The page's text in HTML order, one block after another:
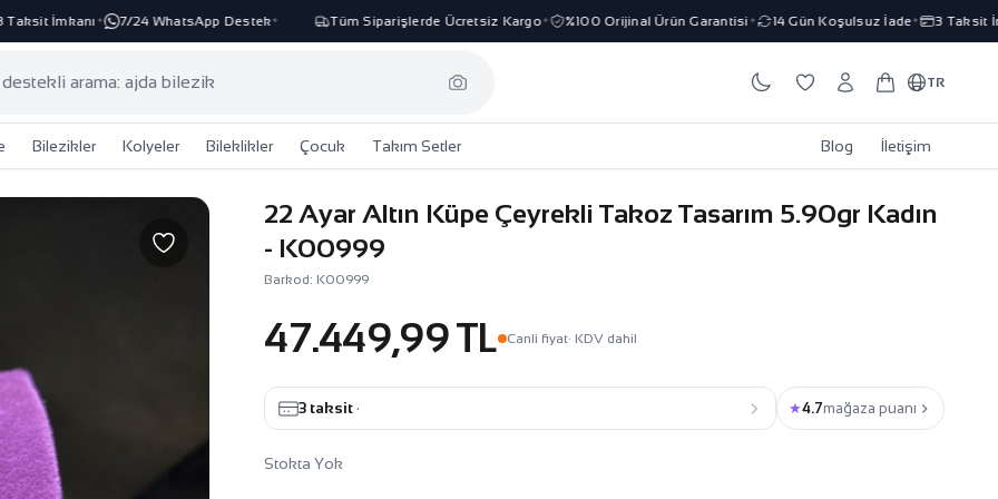
İmkanı✦ 7/24 WhatsApp Destek ✦ Tüm Siparişlerde Ücretsiz Kargo✦ %100 Orijinal Ürün Garantisi ✦ 14 Gün Koşulsuz İade✦ 3 Taksit
TR
Bilezikler Kolyeler Bileklikler Çocuk Takım Setler Blog İletişim
22 Ayar Altın Küpe Çeyrekli Takoz Tasarım 5.90gr Kadın
- K00999
Barkod: K00999
47.449,99 TL Canli fiyat· KDV dahil
3 taksit · ★4.7mağaza puanı
Stokta Yok